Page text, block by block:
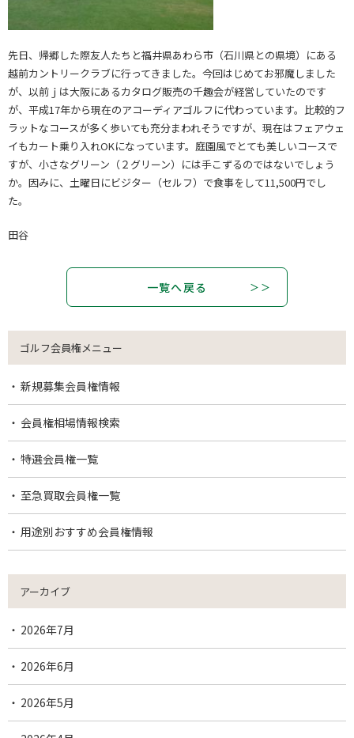
先日、帰郷した際友人たちと福井県あわら市（石川県との県境）にある
越前カントリークラブに行ってきました。今回はじめてお邪魔しました
が、以前ｊは大阪にあるカタログ販売の千趣会が経営していたのです
が、平成17年から現在のアコーディアゴルフに代わっています。比較的フ
ラットなコースが多く歩いても充分まわれそうですが、現在はフェアウェ
イもカート乗り入れOKになっています。庭園風でとても美しいコースで
すが、小さなグリーン（２グリーン）には手こずるのではないでしょう
か。因みに、土曜日にビジター（セルフ）で食事をして11,500円でし
た。
田谷
一覧へ戻る
ゴルフ会員権メニュー
新規募集会員権情報
会員権相場情報検索
特選会員権一覧
至急買取会員権一覧
用途別おすすめ会員権情報
アーカイブ
2026年7月
2026年6月
2026年5月